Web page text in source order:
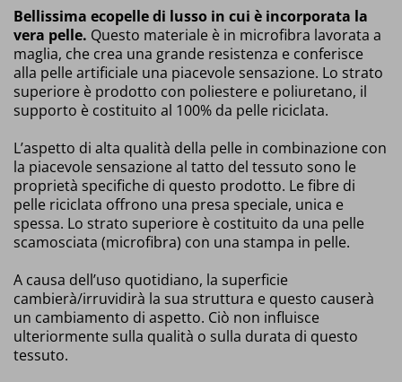
Bellissima ecopelle di lusso in cui è incorporata la
vera pelle. Questo materiale è in microfibra lavorata a
maglia, che crea una grande resistenza e conferisce
alla pelle artificiale una piacevole sensazione. Lo strato
superiore è prodotto con poliestere e poliuretano, il
supporto è costituito al 100% da pelle riciclata.
L’aspetto di alta qualità della pelle in combinazione con
la piacevole sensazione al tatto del tessuto sono le
proprietà specifiche di questo prodotto. Le fibre di
pelle riciclata offrono una presa speciale, unica e
spessa. Lo strato superiore è costituito da una pelle
scamosciata (microfibra) con una stampa in pelle.
A causa dell’uso quotidiano, la superficie
cambierà/irruvidirà la sua struttura e questo causerà
un cambiamento di aspetto. Ciò non influisce
ulteriormente sulla qualità o sulla durata di questo
tessuto.